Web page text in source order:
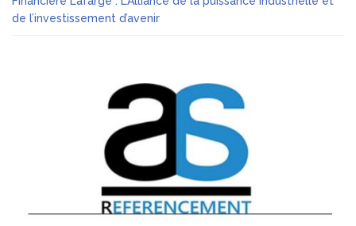
de l’investissement d’avenir